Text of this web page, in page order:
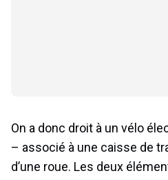
On a donc droit à un vélo
– associé à une caisse de
d’une roue. Les deux